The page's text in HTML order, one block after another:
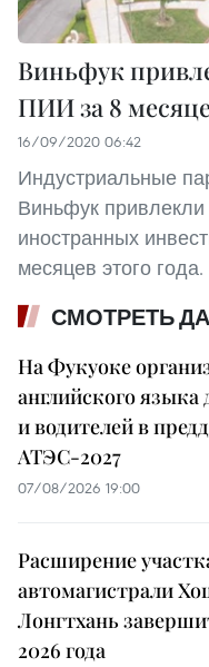
Виньфук
ПИИ за 8
16/09/2020 06:42
Индустриальные
Виньфук
иностранных
месяцев этого года.
СМОТРЕТЬ
На Фукуоке
английского языка
и водителей в
АТЭС-2027
07/08/2026 19:00
Расширение
автомагистрали
Лонгтхань
2026 года